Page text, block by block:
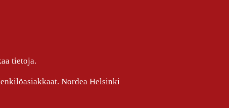
tietoja.
Nordea Helsinki